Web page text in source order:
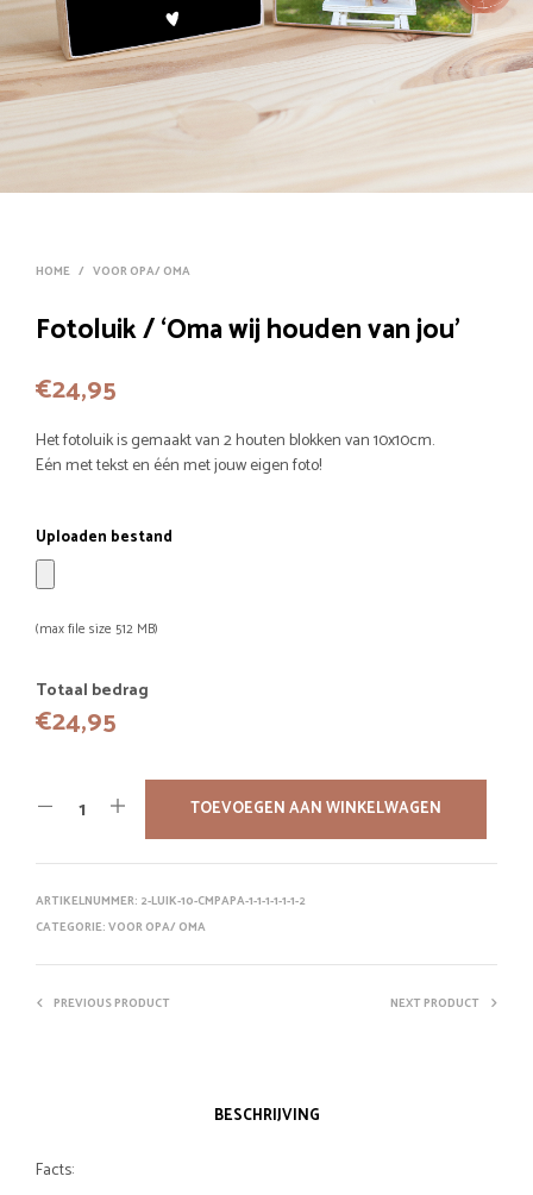
HOME / VOOR OPA/ OMA
Fotoluik / ‘Oma wij houden van jou’
€24,95
Het fotoluik is gemaakt van 2 houten blokken van 10x10cm.
Eén met tekst en één met jouw eigen foto!
Uploaden bestand
(max file size 512 MB)
Totaal bedrag
€24,95
TOEVOEGEN AAN WINKELWAGEN
ARTIKELNUMMER: 2-LUIK-10-CMPAPA-1-1-1-1-1-1-2
CATEGORIE:VOOR OPA/ OMA
PREVIOUS PRODUCT NEXT PRODUCT
BESCHRIJVING
Facts: